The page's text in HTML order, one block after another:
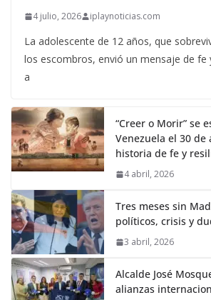
4 julio, 2026 iplaynoticias.com
La adolescente de 12 años, que
los escombros, envió un mensaje de fe
a
“Creer o Morir” se
Venezuela el 30 de
historia de fe y
4 abril, 2026
Tres meses sin
políticos, crisis y
3 abril, 2026
Alcalde José
alianzas